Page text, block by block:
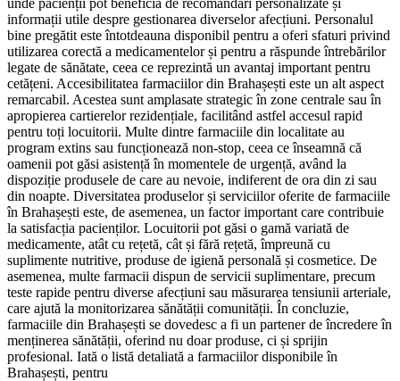
informații utile despre gestionarea diverselor afecțiuni. Personalul
bine pregătit este întotdeauna disponibil pentru a oferi sfaturi privind
utilizarea corectă a medicamentelor și pentru a răspunde întrebărilor
legate de sănătate, ceea ce reprezintă un avantaj important pentru
cetățeni. Accesibilitatea farmaciilor din Brahașești este un alt aspect
remarcabil. Acestea sunt amplasate strategic în zone centrale sau în
apropierea cartierelor rezidențiale, facilitând astfel accesul rapid
pentru toți locuitorii. Multe dintre farmaciile din localitate au
program extins sau funcționează non-stop, ceea ce înseamnă că
oamenii pot găsi asistență în momentele de urgență, având la
dispoziție produsele de care au nevoie, indiferent de ora din zi sau
din noapte. Diversitatea produselor și serviciilor oferite de farmaciile
în Brahașești este, de asemenea, un factor important care contribuie
la satisfacția pacienților. Locuitorii pot găsi o gamă variată de
medicamente, atât cu rețetă, cât și fără rețetă, împreună cu
suplimente nutritive, produse de igienă personală și cosmetice. De
asemenea, multe farmacii dispun de servicii suplimentare, precum
teste rapide pentru diverse afecțiuni sau măsurarea tensiunii arteriale,
care ajută la monitorizarea sănătății comunității. În concluzie,
farmaciile din Brahașești se dovedesc a fi un partener de încredere în
menținerea sănătății, oferind nu doar produse, ci și sprijin
profesional. Iată o listă detaliată a farmaciilor disponibile în
Brahașești, pentru